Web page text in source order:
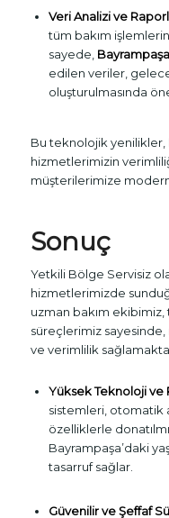
Veri Analizi ve
tüm bakım
sayede,
edilen veriler,
oluşturulmasında
Bu teknolojik yenilikler,
hizmetlerimizin
müşterilerimize
Sonuç
Yetkili Bölge Servisiz
hizmetlerimizde
uzman bakım
süreçlerimiz
ve verimlilik
Yüksek Teknoloji ve
sistemleri, otomatik
özelliklerle
Bayrampaşa’daki
tasarruf sağlar.
Güvenilir ve Şeffaf